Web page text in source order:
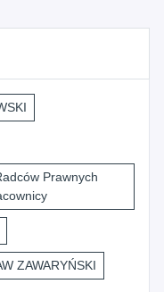
Prawnych
ZAWARYŃSKI